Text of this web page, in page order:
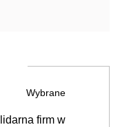
Wybrane
firm w